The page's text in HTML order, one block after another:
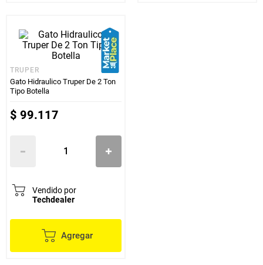
TRUPER
Gato Hidraulico Truper De 2 Ton
Tipo Botella
$ 99.117
Vendido por
Techdealer
Agregar